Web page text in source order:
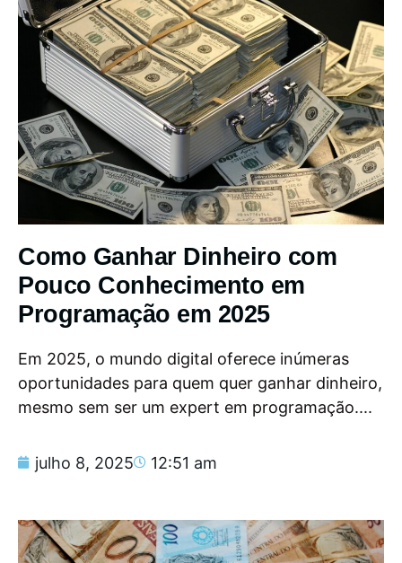
Como Ganhar Dinheiro com
Pouco Conhecimento em
Programação em 2025
Em 2025, o mundo digital oferece inúmeras
oportunidades para quem quer ganhar dinheiro,
mesmo sem ser um expert em programação....
julho 8, 2025 12:51 am